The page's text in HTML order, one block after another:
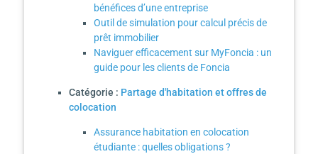
bénéfices d’une entreprise
Outil de simulation pour calcul précis de
prêt immobilier
Naviguer efficacement sur MyFoncia : un
guide pour les clients de Foncia
Catégorie : Partage d'habitation et offres de
colocation
Assurance habitation en colocation
étudiante : quelles obligations ?